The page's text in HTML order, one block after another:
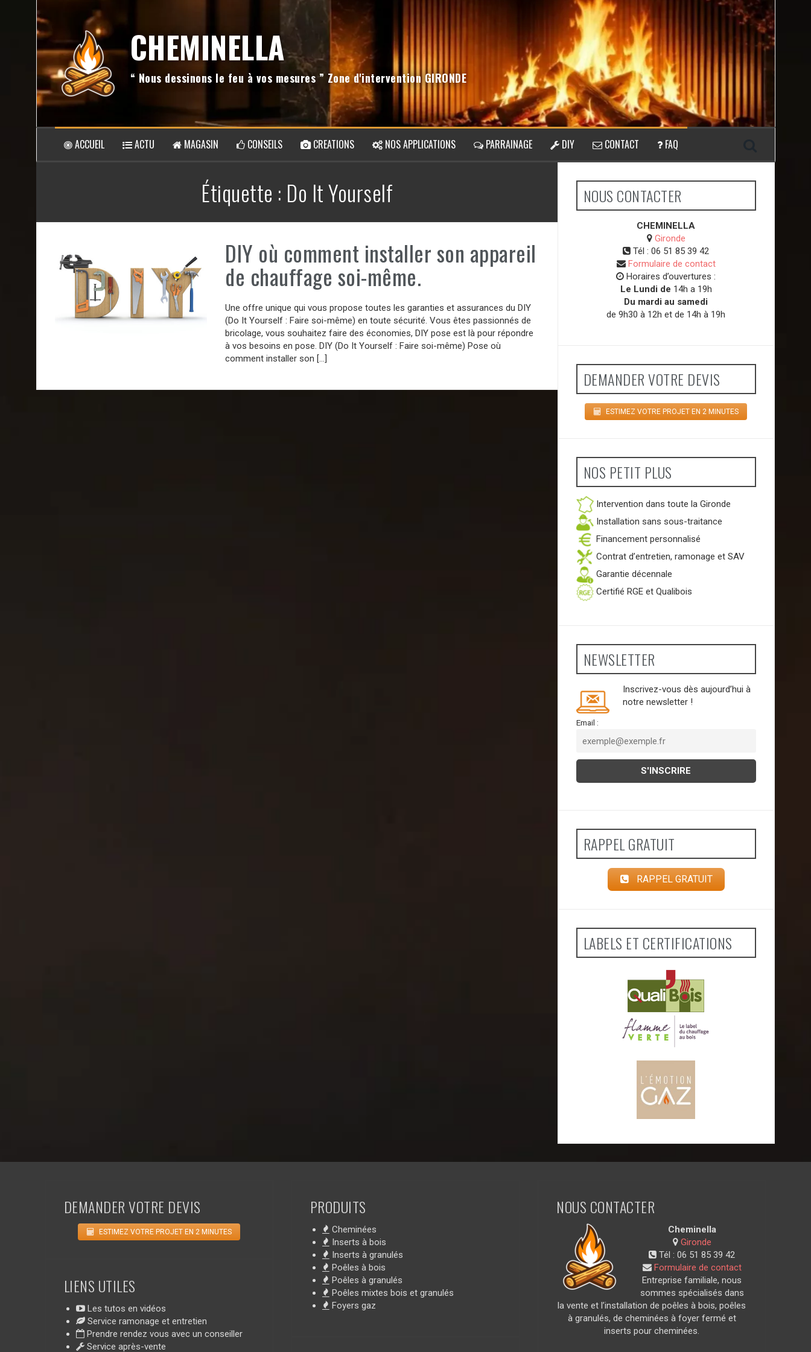
CHEMINELLA
“ Nous dessinons le feu à vos mesures ” Zone d'intervention GIRONDE
ACCUEIL ACTU MAGASIN CONSEILS CREATIONS NOS APPLICATIONS PARRAINAGE DIY CONTACT FAQ
Étiquette : Do It Yourself
DIY où comment installer son appareil
de chauffage soi-même.
Une offre unique qui vous propose toutes les garanties et assurances du DIY
(Do It Yourself : Faire soi-même) en toute sécurité. Vous êtes passionnés de
bricolage, vous souhaitez faire des économies, DIY pose est là pour répondre
à vos besoins en pose. DIY (Do It Yourself : Faire soi-même) Pose où
comment installer son […]
NOUS CONTACTER
CHEMINELLA
Gironde
Tél : 06 51 85 39 42
Formulaire de contact
Horaires d’ouvertures :
Le Lundi de 14h a 19h
Du mardi au samedi
de 9h30 à 12h et de 14h à 19h
DEMANDER VOTRE DEVIS
ESTIMEZ VOTRE PROJET EN 2 MINUTES
NOS PETIT PLUS
Intervention dans toute la Gironde
Installation sans sous-traitance
Financement personnalisé
Contrat d’entretien, ramonage et SAV
Garantie décennale
Certifié RGE et Qualibois
NEWSLETTER
Inscrivez-vous dès aujourd’hui à
notre newsletter !
Email :
RAPPEL GRATUIT
RAPPEL GRATUIT
LABELS ET CERTIFICATIONS
DEMANDER VOTRE DEVIS
ESTIMEZ VOTRE PROJET EN 2 MINUTES
LIENS UTILES
Les tutos en vidéos
Service ramonage et entretien
Prendre rendez vous avec un conseiller
Service après-vente
PRODUITS
Cheminées
Inserts à bois
Inserts à granulés
Poêles à bois
Poêles à granulés
Poêles mixtes bois et granulés
Foyers gaz
NOUS CONTACTER
Cheminella
Gironde
Tél :06 51 85 39 42
Formulaire de contact
Entreprise familiale, nous
sommes spécialisés dans
la vente et l’installation de poêles à bois, poêles
à granulés, de cheminées à foyer fermé et
inserts pour cheminées.